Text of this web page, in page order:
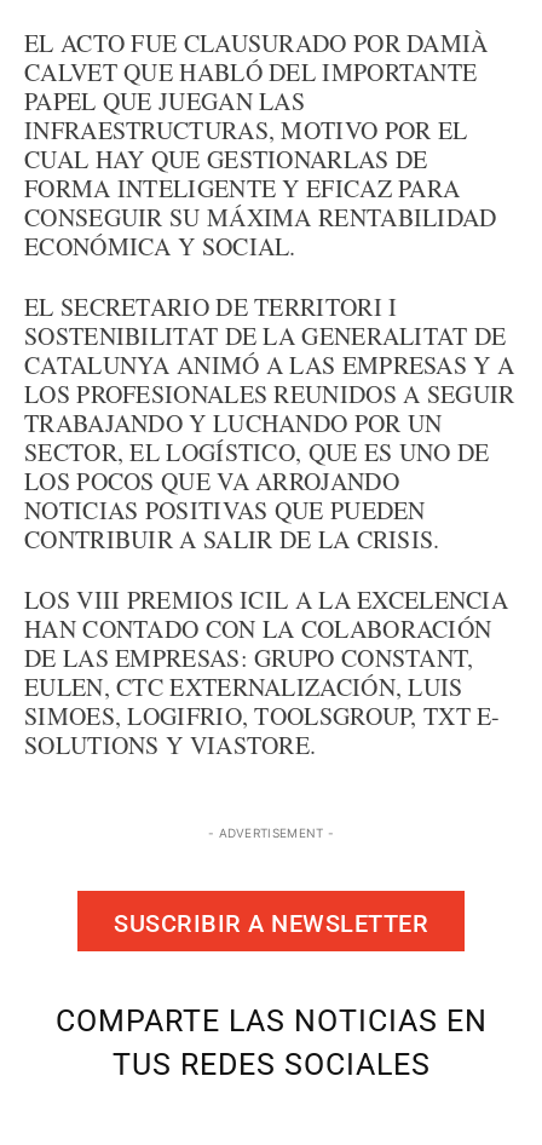
EL ACTO FUE CLAUSURADO POR DAMIÀ
CALVET QUE HABLÓ DEL IMPORTANTE
PAPEL QUE JUEGAN LAS
INFRAESTRUCTURAS, MOTIVO POR EL
CUAL HAY QUE GESTIONARLAS DE
FORMA INTELIGENTE Y EFICAZ PARA
CONSEGUIR SU MÁXIMA RENTABILIDAD
ECONÓMICA Y SOCIAL.
EL SECRETARIO DE TERRITORI I
SOSTENIBILITAT DE LA GENERALITAT DE
CATALUNYA ANIMÓ A LAS EMPRESAS Y A
LOS PROFESIONALES REUNIDOS A SEGUIR
TRABAJANDO Y LUCHANDO POR UN
SECTOR, EL LOGÍSTICO, QUE ES UNO DE
LOS POCOS QUE VA ARROJANDO
NOTICIAS POSITIVAS QUE PUEDEN
CONTRIBUIR A SALIR DE LA CRISIS.
LOS VIII PREMIOS ICIL A LA EXCELENCIA
HAN CONTADO CON LA COLABORACIÓN
DE LAS EMPRESAS: GRUPO CONSTANT,
EULEN, CTC EXTERNALIZACIÓN, LUIS
SIMOES, LOGIFRIO, TOOLSGROUP, TXT E-
SOLUTIONS Y VIASTORE.
- ADVERTISEMENT -
SUSCRIBIR A NEWSLETTER
COMPARTE LAS NOTICIAS EN
TUS REDES SOCIALES